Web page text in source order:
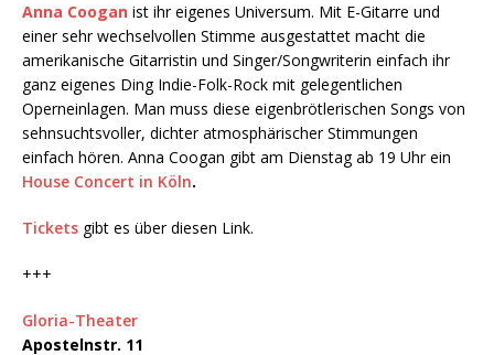
Anna Coogan ist ihr eigenes Universum. Mit E-Gitarre und
einer sehr wechselvollen Stimme ausgestattet macht die
amerikanische Gitarristin und Singer/Songwriterin einfach ihr
ganz eigenes Ding Indie-Folk-Rock mit gelegentlichen
Operneinlagen. Man muss diese eigenbrötlerischen Songs von
sehnsuchtsvoller, dichter atmosphärischer Stimmungen
einfach hören. Anna Coogan gibt am Dienstag ab 19 Uhr ein
House Concert in Köln.
Tickets gibt es über diesen Link.
+++
Gloria-Theater
Apostelnstr. 11